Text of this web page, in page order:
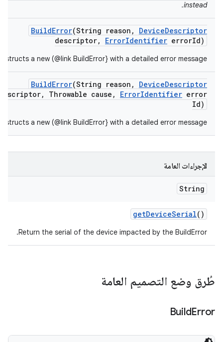
instead.
BuildError(String reason , DeviceDescriptor
descriptor, ErrorIdentifier errorId)
a new (@link BuildError} with a detailed error message.
BuildError(String reason , DeviceDescriptor
, Throwable cause , ErrorIdentifier error
Id)
a new (@link BuildError} with a detailed error message.
الإجراءات العامة
String
getDeviceSerial()
Return the serial of the device impacted by the BuildError.
طُرق وضع التصميم العامة
BuildError